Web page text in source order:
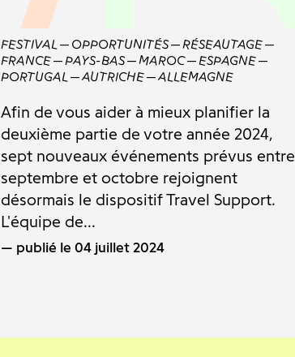
FESTIVAL OPPORTUNITÉS
RÉSEAUTAGE
FRANCE
PAYS-BAS MAROC
ESPAGNE
PORTUGAL
AUTRICHE ALLEMAGNE
Afin de vous aider à mieux planifier la
deuxième partie de votre année 2024,
sept nouveaux événements prévus entre
septembre et octobre rejoignent
désormais le dispositif Travel Support.
L'équipe de...
publié le 04 juillet 2024